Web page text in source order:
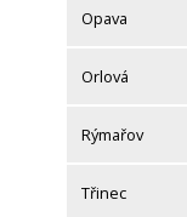
Opava
Orlová
Rýmařov
Třinec